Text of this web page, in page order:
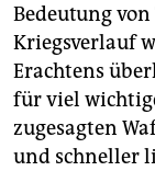
Bedeutung
Kriegsverlauf
Erachtens
für viel
zugesagten
und schneller